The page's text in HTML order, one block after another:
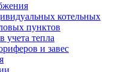
котельных
пунктов
учета тепла
и завес